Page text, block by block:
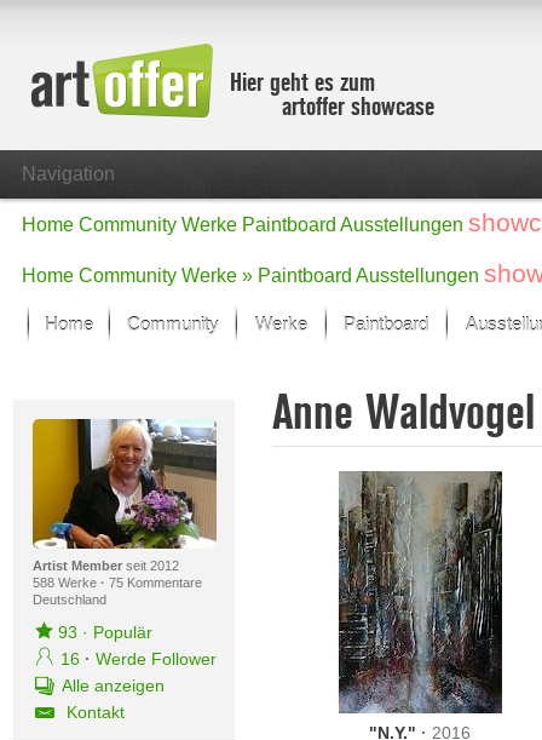
Hier geht es zum
artoffer showcase
Navigation
Home Community Werke Paintboard Ausstellungen
Home Community Werke » Paintboard Ausstellungen
Home Community Werke
Der letzte Monat im Fokus
Alle Fokus-Werke
Standard-Ansicht
Fokus-Werke
Neue Werke – Auswahl
Alle neuen Werke
Paintboard
Artist Memberseit 2012
588 Werke · 75 Kommentare
Deutschland
93 · Populär
16 · Werde Follower
Alle anzeigen
Kontakt
Anne
"N.Y." · 2016